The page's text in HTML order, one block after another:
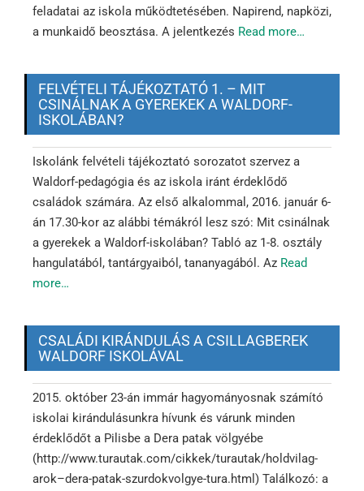
feladatai az iskola működtetésében. Napirend, napközi,
a munkaidő beosztása. A jelentkezés Read more…
FELVÉTELI TÁJÉKOZTATÓ 1. – MIT
CSINÁLNAK A GYEREKEK A WALDORF-
ISKOLÁBAN?
Iskolánk felvételi tájékoztató sorozatot szervez a
Waldorf-pedagógia és az iskola iránt érdeklődő
családok számára. Az első alkalommal, 2016. január 6-
án 17.30-kor az alábbi témákról lesz szó: Mit csinálnak
a gyerekek a Waldorf-iskolában? Tabló az 1-8. osztály
hangulatából, tantárgyaiból, tananyagából. Az Read
more…
CSALÁDI KIRÁNDULÁS A CSILLAGBEREK
WALDORF ISKOLÁVAL
2015. október 23-án immár hagyományosnak számító
iskolai kirándulásunkra hívunk és várunk minden
érdeklődőt a Pilisbe a Dera patak völgyébe
(http://www.turautak.com/cikkek/turautak/holdvilag-
arok–dera-patak-szurdokvolgye-tura.html) Találkozó: a